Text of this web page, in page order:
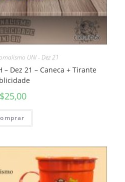
UNI - Dez 21
– Dez 21 – Caneca + Tirante
25,00